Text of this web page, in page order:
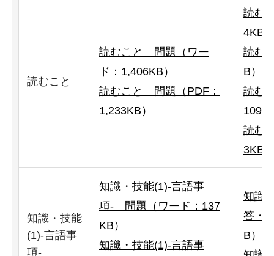
読むこと
読むこと 問題（ワー
ド：1,406KB）
読むこと 問題（PDF：
1,233KB）
読む
4KB
読む
B）
読む
読む
3KB
知識・技能
(1)-言語事
項-
知識・技能(1)-言語事
項- 問題（ワード：137
KB）
知識・技能(1)-言語事
知識
答・
B）